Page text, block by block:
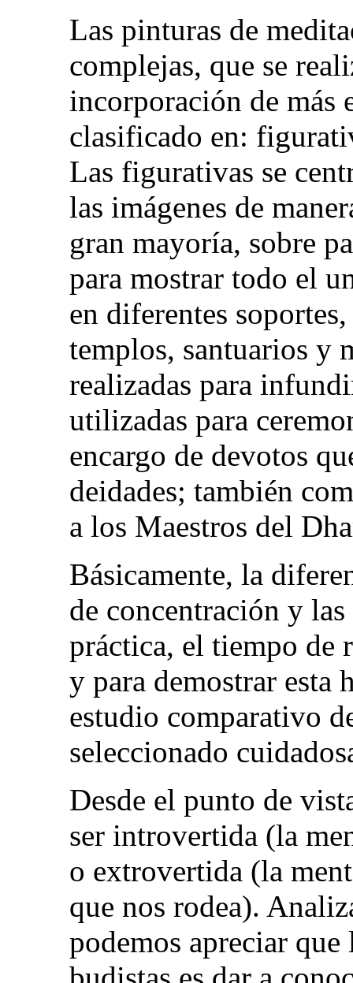
Las pinturas de
complejas, que se
incorporación de más
clasificado en:
Las figurativas se
las imágenes de
gran mayoría, sobre
para mostrar todo el
en diferentes
templos, santuarios y
realizadas para
utilizadas para
encargo de devotos
deidades; también
a los Maestros del
Básicamente, la
de concentración y
práctica, el tiempo de
y para demostrar esta
estudio comparativo
seleccionado
Desde el punto de
ser introvertida (la
o extrovertida (la
que nos rodea).
podemos apreciar